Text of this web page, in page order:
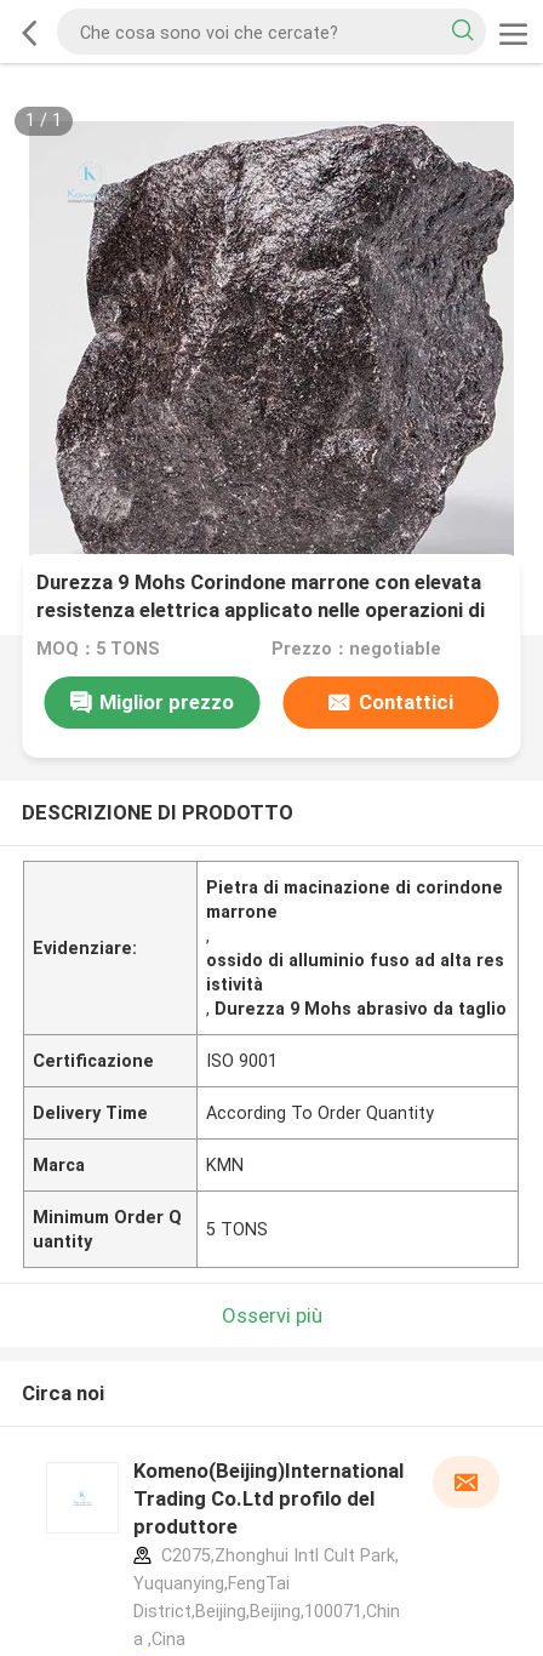
1 / 1
Durezza 9 Mohs Corindone marrone con elevata
resistenza elettrica applicato nelle operazioni di
rettifica, lucidatura e taglio
MOQ：5 TONS Prezzo：negotiable
Miglior prezzo Contattici
DESCRIZIONE DI PRODOTTO
Evidenziare:
Pietra di macinazione di corindone
marrone
,
ossido di alluminio fuso ad alta res
istività
, Durezza 9 Mohs abrasivo da taglio
Certificazione ISO 9001
Delivery Time According To Order Quantity
Marca KMN
Minimum Order Q
uantity
5 TONS
Osservi più
Circa noi
Komeno(Beijing)International
Trading Co.Ltd profilo del
produttore
C2075,Zhonghui Intl Cult Park,
Yuquanying,FengTai
District,Beijing,Beijing,100071,Chin
a ,Cina